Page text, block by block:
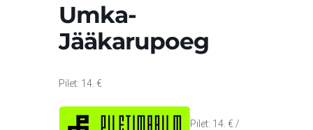
Umka-
Jääkarupoeg
Pilet: 14. €
Pilet: 14. € /